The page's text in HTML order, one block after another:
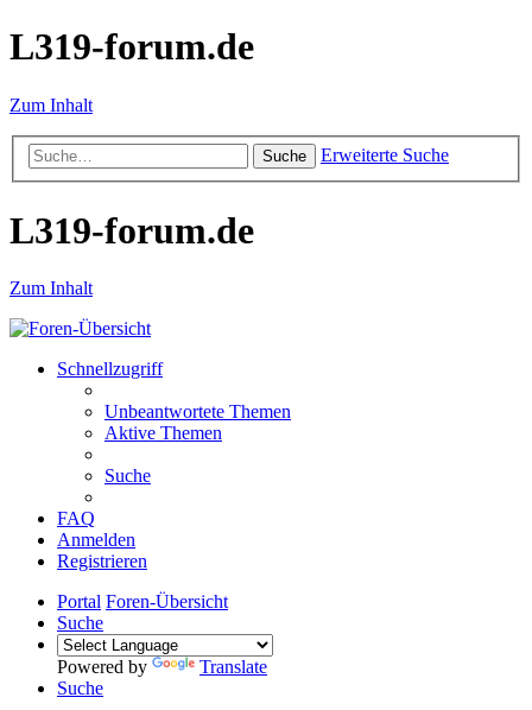
L319-forum.de
Zum Inhalt
Suche Erweiterte Suche
L319-forum.de
Zum Inhalt
Schnellzugriff
Unbeantwortete Themen
Aktive Themen
Suche
FAQ
Anmelden
Registrieren
Portal Foren-Übersicht
Suche
Powered by
Translate
Suche